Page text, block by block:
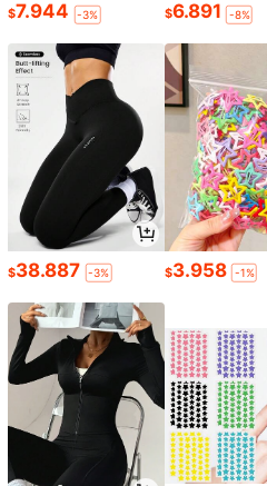
$7.944 -3% $6.891 -8%
$38.887 -3% $3.958 -1%